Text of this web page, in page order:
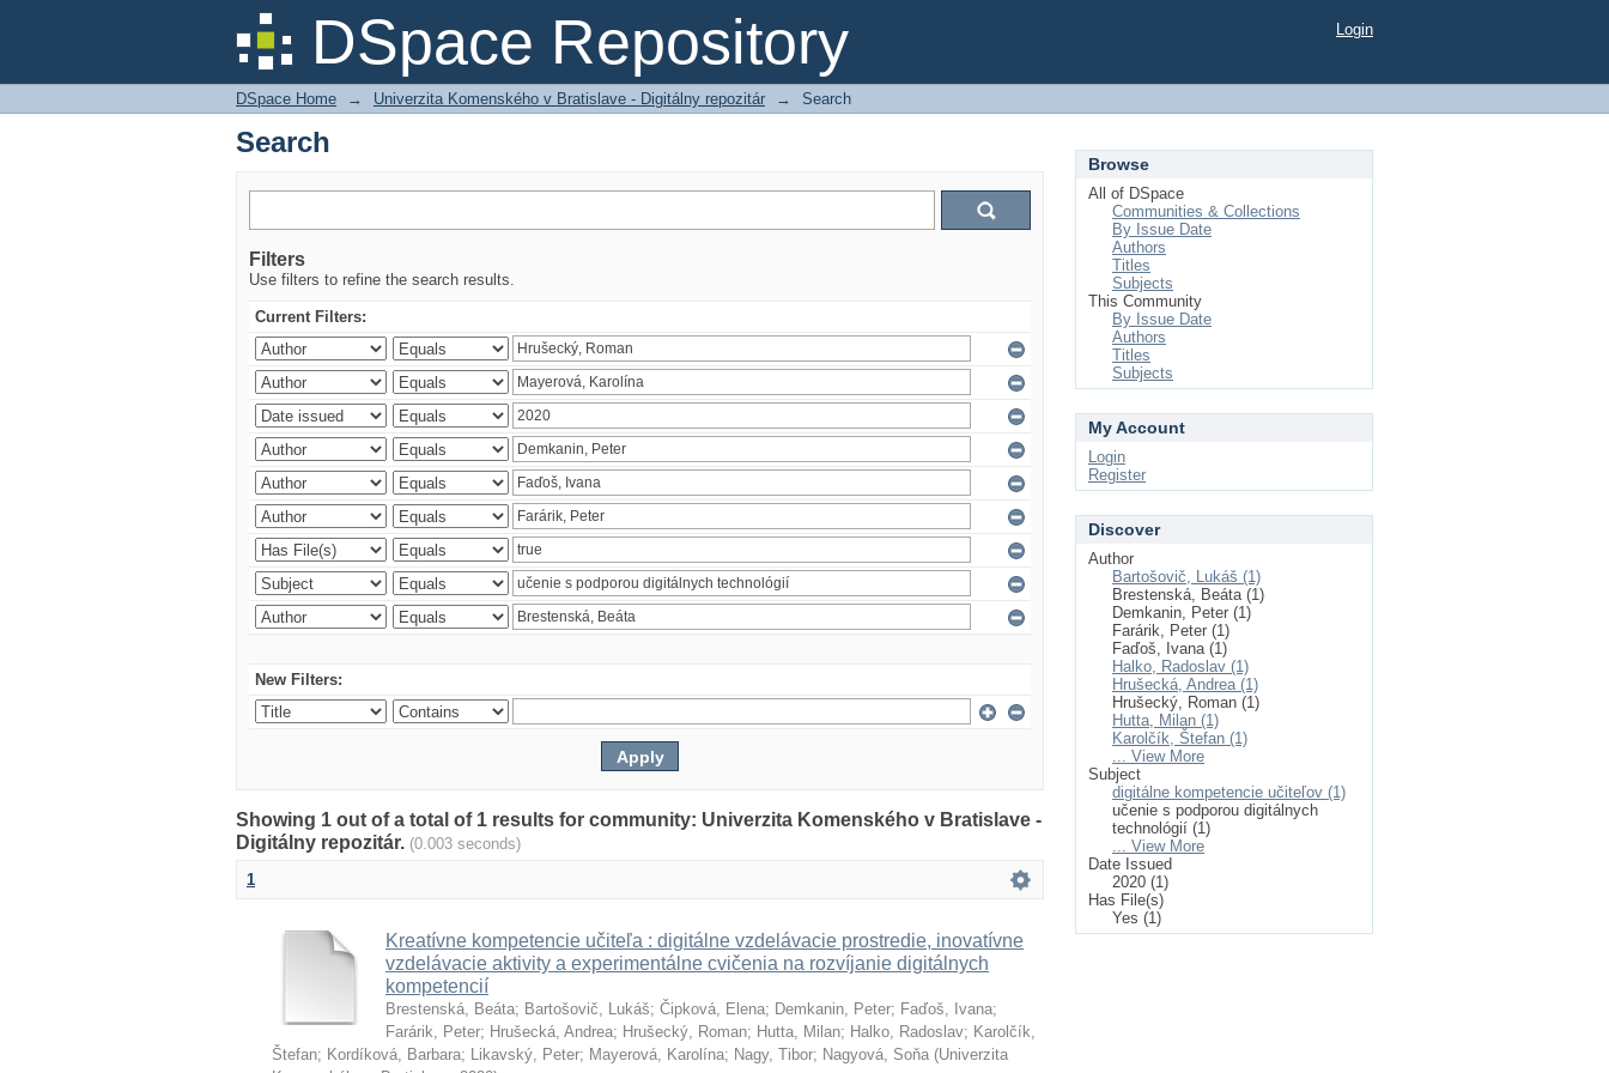
DSpace Repository
Search Login
DSpace Home → Univerzita Komenského v Bratislave - Digitálny repozitár → Search
Search
Filters
Use filters to refine the search results.
Current Filters:
New Filters:
Showing 1 out of a total of 1 results for community: Univerzita Komenského v Bratislave -
Digitálny repozitár. (0.003 seconds)
1
Kreatívne kompetencie učiteľa : digitálne vzdelávacie prostredie, inovatívne
vzdelávacie aktivity a experimentálne cvičenia na rozvíjanie digitálnych
kompetencií
Brestenská, Beáta; Bartošovič, Lukáš; Čipková, Elena; Demkanin, Peter; Faďoš, Ivana;
Farárik, Peter; Hrušecká, Andrea; Hrušecký, Roman; Hutta, Milan; Halko, Radoslav; Karolčík,
Štefan; Kordíková, Barbara; Likavský, Peter; Mayerová, Karolína; Nagy, Tibor; Nagyová, Soňa (Univerzita
Browse
All of DSpace
Communities & Collections
By Issue Date
Authors
Titles
Subjects
This Community
By Issue Date
Authors
Titles
Subjects
My Account
Login
Register
Discover
Author
Bartošovič, Lukáš (1)
Brestenská, Beáta (1)
Demkanin, Peter (1)
Farárik, Peter (1)
Faďoš, Ivana (1)
Halko, Radoslav (1)
Hrušecká, Andrea (1)
Hrušecký, Roman (1)
Hutta, Milan (1)
Karolčík, Štefan (1)
... View More
Subject
digitálne kompetencie učiteľov (1)
učenie s podporou digitálnych
technológií (1)
... View More
Date Issued
2020 (1)
Has File(s)
Yes (1)